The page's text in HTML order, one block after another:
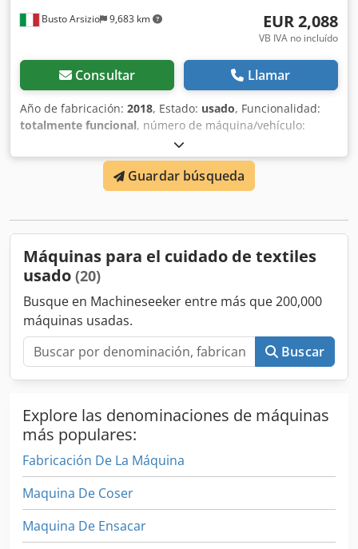
Busto Arsizio 9,683 km EUR 2,088
VB IVA no incluído
Consultar Llamar
Año de fabricación: 2018, Estado: usado, Funcionalidad:
totalmente funcional, número de máquina/vehículo:
, Ofrecemos este equipo manual usado para
cepillado Tonello Scratch O, año de fabricación 2018.
Dsdpsyt I Hwjfx Adlskr Tipo de máquina: Scratch O
Número de serie: 07764 Año de fabricación: 2016 Presión
Guardar búsqueda
Máquinas para el cuidado de textiles
usado (20)
Busque en Machineseeker entre más que 200,000
máquinas usadas.
Buscar
Explore las denominaciones de máquinas
más populares:
Fabricación De La Máquina
Maquina De Coser
Maquina De Ensacar